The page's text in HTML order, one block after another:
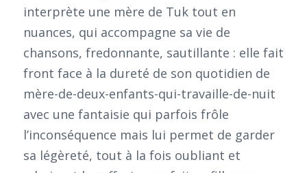
interprète une mère de Tuk tout en
nuances, qui accompagne sa vie de
chansons, fredonnante, sautillante : elle fait
front face à la dureté de son quotidien de
mère-de-deux-enfants-qui-travaille-de-nuit
avec une fantaisie qui parfois frôle
l’inconséquence mais lui permet de garder
sa légèreté, tout à la fois oubliant et